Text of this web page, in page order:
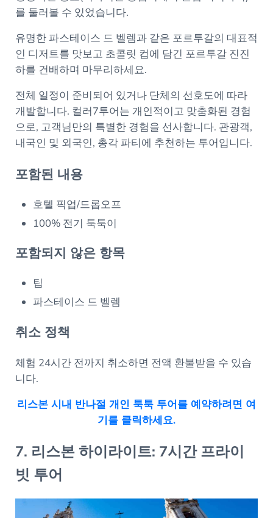
를 둘러볼 수 있었습니다.
유명한 파스테이스 드 벨렘과 같은 포르투갈의 대표적
인 디저트를 맛보고 초콜릿 컵에 담긴 포르투갈 진진
하를 건배하며 마무리하세요.
전체 일정이 준비되어 있거나 단체의 선호도에 따라
개발합니다. 컬러7투어는 개인적이고 맞춤화된 경험
으로, 고객님만의 특별한 경험을 선사합니다. 관광객,
내국인 및 외국인, 총각 파티에 추천하는 투어입니다.
포함된 내용
호텔 픽업/드롭오프
100% 전기 툭툭이
포함되지 않은 항목
팁
파스테이스 드 벨렘
취소 정책
체험 24시간 전까지 취소하면 전액 환불받을 수 있습
니다.
리스본 시내 반나절 개인 툭툭 투어를 예약하려면 여
기를 클릭하세요.
7. 리스본 하이라이트: 7시간 프라이
빗 투어